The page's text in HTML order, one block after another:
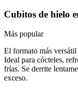
Cubitos de hielo
Más popular
El formato más
Ideal para cócteles,
frías. Se derrite
exceso.